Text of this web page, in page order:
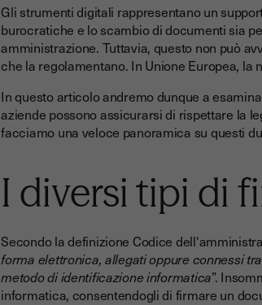
Gli strumenti digitali rappresentano un
burocratiche e lo scambio di documenti sia
amministrazione. Tuttavia, questo non può
che la regolamentano. In Unione Europea, la
In questo articolo andremo dunque a
aziende possono assicurarsi di rispettare la
facciamo una veloce panoramica su questi
I diversi tipi di
Secondo la definizione Codice
forma elettronica, allegati oppure connessi
metodo di identificazione informatica”.
informatica, consentendogli di firmare un